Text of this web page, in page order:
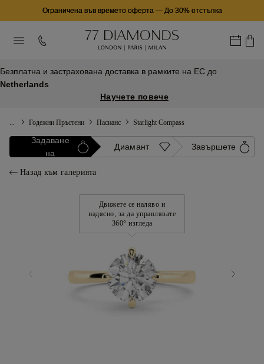
Ограничена във времето оферта— До 30% отстъпка
Безплатна и застрахована доставка в рамките на ЕС до
Netherlands
Научете повече
Годежни Пръстени Пасианс Starlight Compass
Задаване
на
Диамант Завършете
Назад към галерията
Движете се наляво и
надясно, за да управлявате
360° изгледа